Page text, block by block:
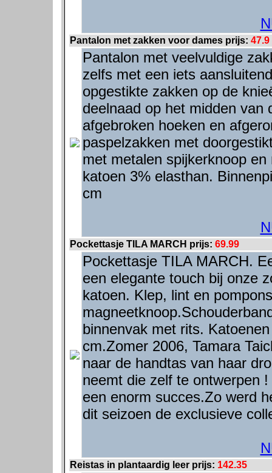
Pantalon met zakken voor dames prijs: 47.9
Pantalon met veelvuldige
zelfs met een iets
opgestikte zakken op de
deelnaad op het midden van
afgebroken hoeken en
paspelzakken met
met metalen spijkerknoop
katoen 3% elasthan.
cm
Pockettasje TILA MARCH prijs: 69.99
Pockettasje TILA MARCH.
een elegante touch bij onze
katoen. Klep, lint en
binnenvak met rits.
cm.Zomer 2006, Tamara
naar de handtas van haar
neemt die zelf te ontwerpen
een enorm succes.Zo werd
dit seizoen de exclusieve
Reistas in plantaardig leer prijs: 142.35